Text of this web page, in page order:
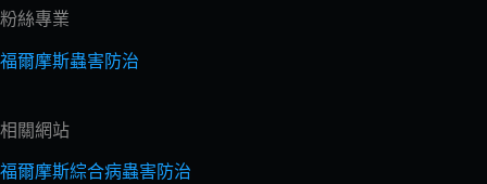
粉絲專業
福爾摩斯蟲害防治
相關網站
福爾摩斯綜合病蟲害防治